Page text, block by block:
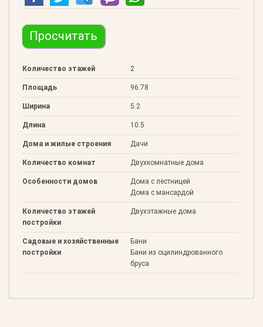
Просчитать
Количество этажей 2
Площадь 96.78
Ширина 5.2
Длина 10.5
Дома и жилые строения Дачи
Количество комнат Двухкомнатные дома
Особенности домов
Дома с лестницей
Дома с мансардой
Количество этажей
постройки
Двухэтажные дома
Садовые и хозяйственные
постройки
Бани
Бани из оцилиндрованного
бруса